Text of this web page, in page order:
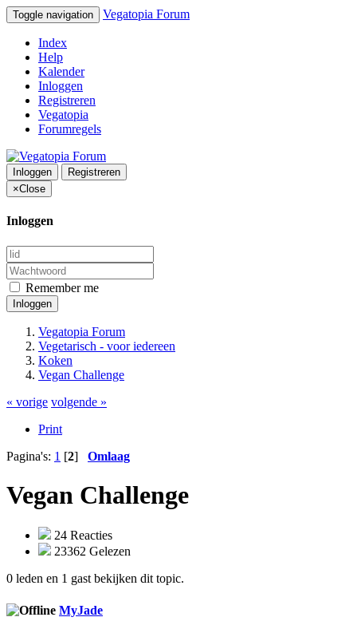
Toggle navigation Vegatopia Forum
Index
Help
Kalender
Inloggen
Registreren
Vegatopia
Forumregels
Inloggen
Registreren
×Close
Inloggen
Remember me
Inloggen
Vegatopia Forum
Vegetarisch - voor iedereen
Koken
Vegan Challenge
« vorige volgende »
Print
Pagina's: 1 [2] Omlaag
Vegan Challenge
24 Reacties
23362 Gelezen
0 leden en 1 gast bekijken dit topic.
MyJade